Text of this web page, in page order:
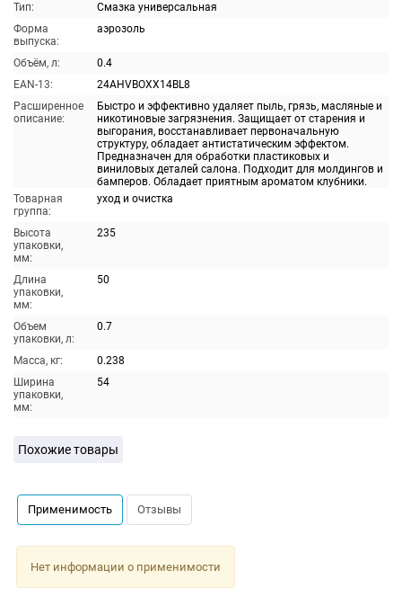
Тип:
Смазка универсальная
Форма
выпуска:
аэрозоль
Объём, л:
0.4
EAN-13:
24AHVBOXX14BL8
Расширенное
описание:
Быстро и эффективно удаляет пыль, грязь, масляные и
никотиновые загрязнения. Защищает от старения и
выгорания, восстанавливает первоначальную
структуру, обладает антистатическим эффектом.
Предназначен для обработки пластиковых и
виниловых деталей салона. Подходит для молдингов и
бамперов. Обладает приятным ароматом клубники.
Товарная
группа:
уход и очистка
Высота
упаковки,
мм:
235
Длина
упаковки,
мм:
50
Объем
упаковки, л:
0.7
Масса, кг:
0.238
Ширина
упаковки,
мм:
54
Похожие товары
Применимость Отзывы
Нет информации о применимости